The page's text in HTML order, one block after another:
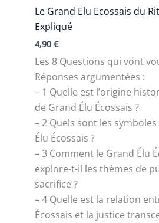
Le Grand Elu Ecossais du
Expliqué
4,90€
Les 8 Questions qui vont
Réponses argumentées :
– 1 Quelle est l’origine
de Grand Élu Écossais ?
– 2 Quels sont les
Élu Écossais ?
– 3 Comment le Grand Élu
explore-t-il les thèmes de
sacrifice ?
– 4 Quelle est la relation
Écossais et la justice